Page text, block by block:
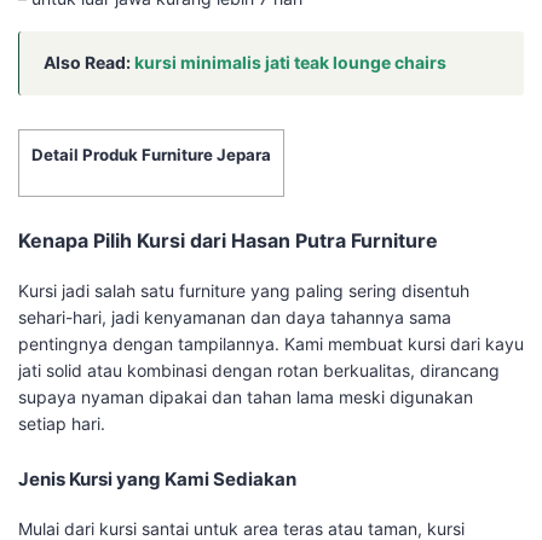
Also Read:kursi minimalis jati teak lounge chairs
Detail Produk Furniture Jepara
Kenapa Pilih Kursi dari Hasan Putra Furniture
Kursi jadi salah satu furniture yang paling sering disentuh
sehari-hari, jadi kenyamanan dan daya tahannya sama
pentingnya dengan tampilannya. Kami membuat kursi dari kayu
jati solid atau kombinasi dengan rotan berkualitas, dirancang
supaya nyaman dipakai dan tahan lama meski digunakan
setiap hari.
Jenis Kursi yang Kami Sediakan
Mulai dari kursi santai untuk area teras atau taman, kursi